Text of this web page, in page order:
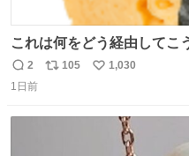
これは何をどう経由してこ
造のすしざんまいの玉子
返
信
2
リ
105
い
1,030
1日前